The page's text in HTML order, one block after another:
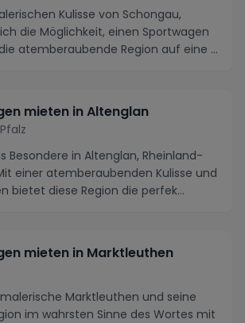
Kulisse von Schongau,
die Möglichkeit, einen Sportwagen
atemberaubende Region auf eine ...
mieten in Altenglan
Besondere in Altenglan, Rheinland-
einer atemberaubenden Kulisse und
bietet diese Region die perfek...
mieten in Marktleuthen
malerische Marktleuthen und seine
im wahrsten Sinne des Wortes mit